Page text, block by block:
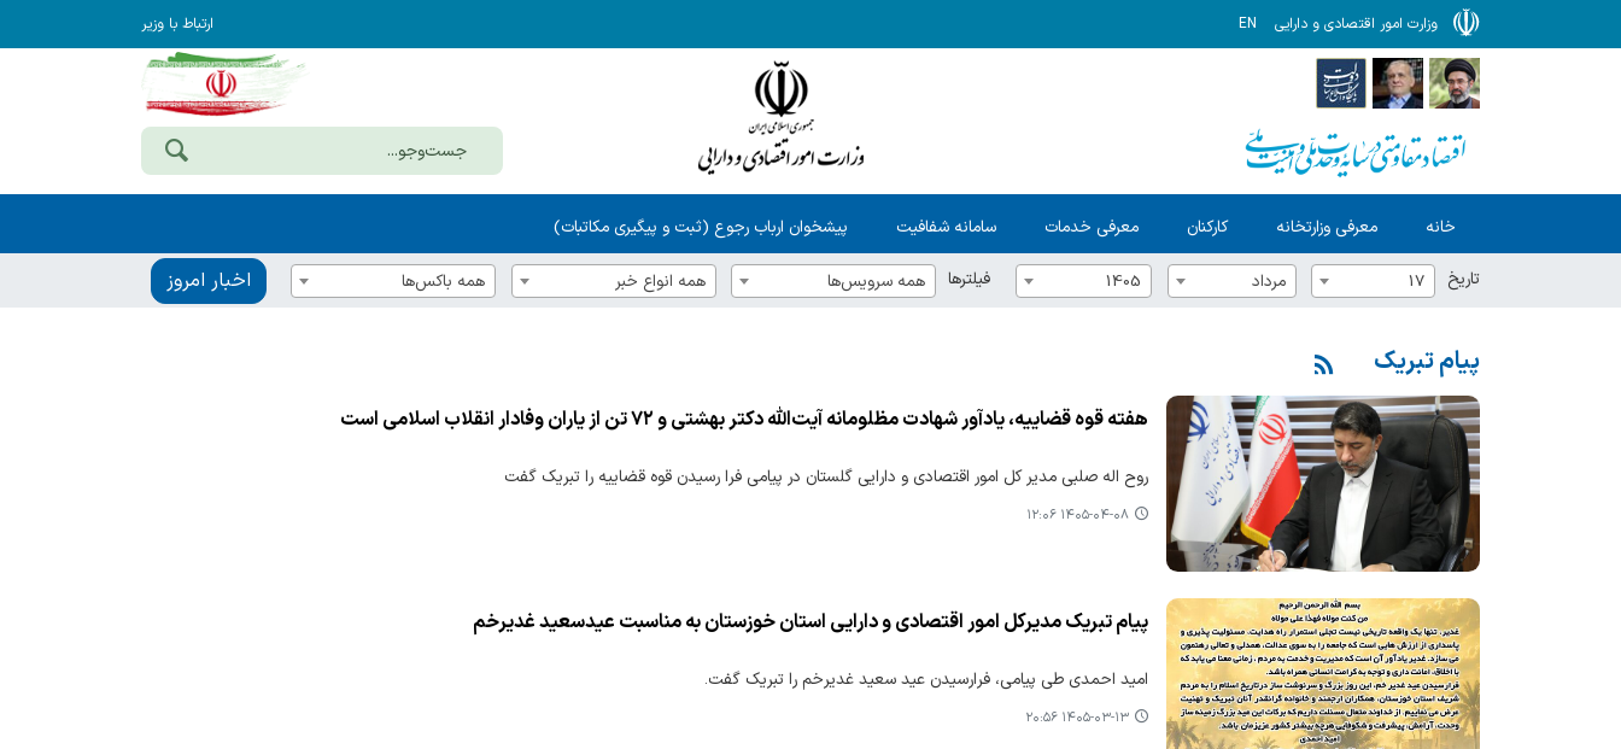
وزارت امور اقتصادی و دارایی EN ارتباط با وزیر
خانه معرفی وزارتخانه کارکنان معرفی خدمات سامانه شفافیت پیشخوان ارباب رجوع (ثبت و پیگیری مکاتبات)
تاریخ 17 مرداد 1405 فیلترها همه سرویس‌ها همه انواع خبر همه باکس‌ها اخبار امروز
پیام تبریک
هفته قوه قضاییه، یادآور شهادت مظلومانه آیت‌الله دکتر بهشتی و ۷۲ تن از یاران وفادار انقلاب اسلامی است
روح اله صلبی مدیر کل امور اقتصادی و دارایی گلستان در پیامی فرا رسیدن قوه قضاییه را تبریک گفت
۱۴۰۵-۰۴-۰۸ ۱۲:۰۶
پیام تبریک مدیرکل امور اقتصادی و دارایی استان خوزستان به مناسبت عیدسعید غدیرخم
امید احمدی طی پیامی، فرارسیدن عید سعید غدیرخم را تبریک گفت.
۱۴۰۵-۰۳-۱۳ ۲۰:۵۶